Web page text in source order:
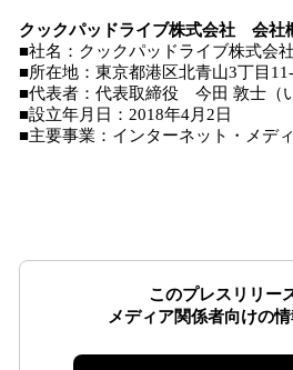
クックパッドライブ株式会社 会社
■社名：クックパッドライブ株式会社
■所在地：東京都港区北青山3丁目
■代表者：代表取締役 今田 敦士（
■設立年月日：2018年4月2日
■主要事業：インターネット・メデ
このプレスリリー
メディア関係者向けの